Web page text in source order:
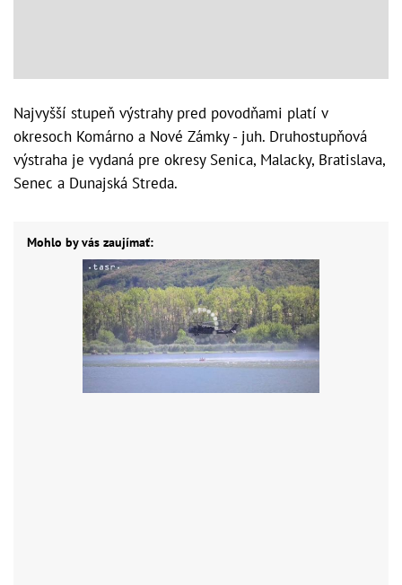
Najvyšší stupeň výstrahy pred povodňami platí v
okresoch Komárno a Nové Zámky - juh. Druhostupňová
výstraha je vydaná pre okresy Senica, Malacky, Bratislava,
Senec a Dunajská Streda.
Mohlo by vás zaujímať: